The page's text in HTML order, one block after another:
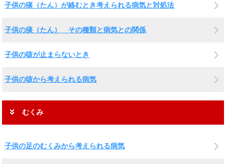
子供の痰（たん）が絡むとき考えられる病気と対処法
子供の痰（たん） その種類と病気との関係
子供の咳が止まらないとき
子供の咳から考えられる病気
むくみ
子供の足のむくみから考えられる病気